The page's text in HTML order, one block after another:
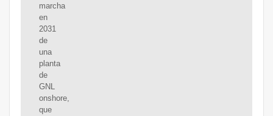
marcha
en
2031
de
una
planta
de
GNL
onshore,
que